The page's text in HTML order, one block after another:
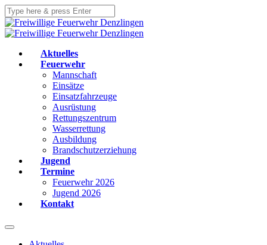
Aktuelles
Feuerwehr
Mannschaft
Einsätze
Einsatzfahrzeuge
Ausrüstung
Rettungszentrum
Wasserrettung
Ausbildung
Brandschutzerziehung
Jugend
Termine
Feuerwehr 2026
Jugend 2026
Kontakt